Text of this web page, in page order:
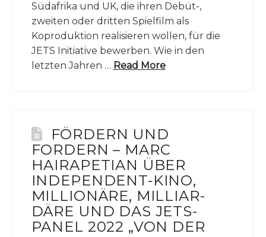
Südafrika und UK, die ihren Debüt-,
zweiten oder dritten Spielfilm als
Koproduktion realisieren wollen, für die
JETS Initiative bewerben. Wie in den
letzten Jahren … Read More
FÖRDERN UND
FORDERN – MARC
HAIRAPETIAN ÜBER
INDEPENDENT-KINO,
MILLIONÄRE, MILLIAR-
DÄRE UND DAS JETS-
PANEL 2022 „VON DER